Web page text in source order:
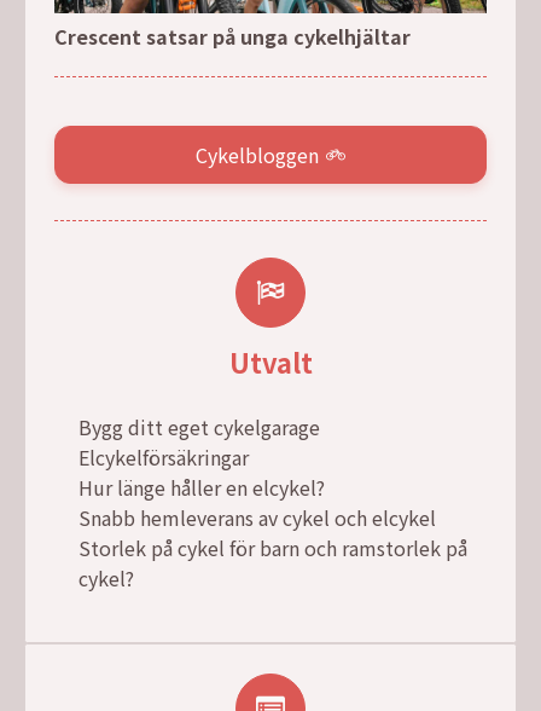
Crescent satsar på unga cykelhjältar
Cykelbloggen
Utvalt
Bygg ditt eget cykelgarage
Elcykelförsäkringar
Hur länge håller en elcykel?
Snabb hemleverans av cykel och elcykel
Storlek på cykel för barn och ramstorlek på
cykel?